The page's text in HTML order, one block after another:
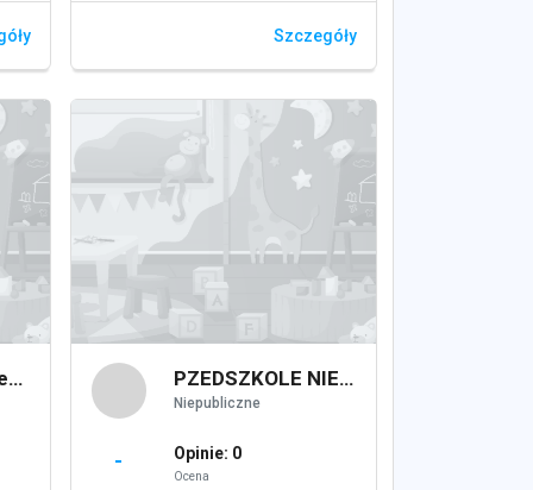
Szczegóły
Przedszkole Specjalne Terapeutyczne Sense PZEDSZKOLE NIEPUBLICZNE "GRYFIK" IWONA DYBAŁA
Niepubliczne
- Opinie: 0
Ocena